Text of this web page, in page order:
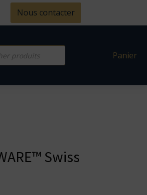
Nous contacter
Panier
Swiss